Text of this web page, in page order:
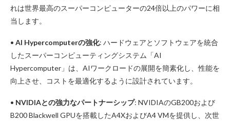
れは世界最高のスーパーコンピューターの24倍以上のパワーに相
当します。
• AI Hypercomputerの強化: ハードウェアとソフトウェアを統合
したスーパーコンピューティングシステム「AI
Hypercomputer」は、AIワークロードの展開を簡素化し、性能を
向上させ、コストを最適化するように設計されています。
• NVIDIAとの強力なパートナーシップ: NVIDIAのGB200および
B200 Blackwell GPUを搭載したA4XおよびA4 VMを提供し、次世